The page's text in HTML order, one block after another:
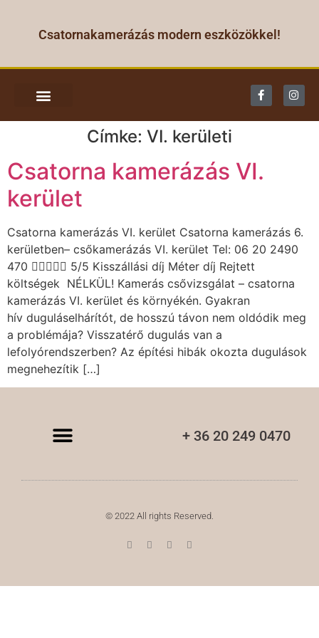
Csatornakamerázás modern eszközökkel!
Címke: VI. kerületi
Csatorna kamerázás VI.
kerület
Csatorna kamerázás VI. kerület Csatorna kamerázás 6.
kerületben– csőkamerázás VI. kerület Tel: 06 20 2490
470  5/5 Kisszállási díj Méter díj Rejtett
költségek NÉLKÜL! Kamerás csővizsgálat – csatorna
kamerázás VI. kerület és környékén. Gyakran
hív duguláselhárítót, de hosszú távon nem oldódik meg
a problémája? Visszatérő dugulás van a
lefolyórendszerben? Az építési hibák okozta dugulások
megnehezítik […]
+ 36 20 249 0470
© 2022 All rights Reserved.